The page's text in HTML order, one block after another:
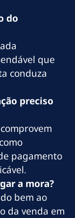
do
que
conduza
preciso
pagamento
a mora?
bem ao
da venda em